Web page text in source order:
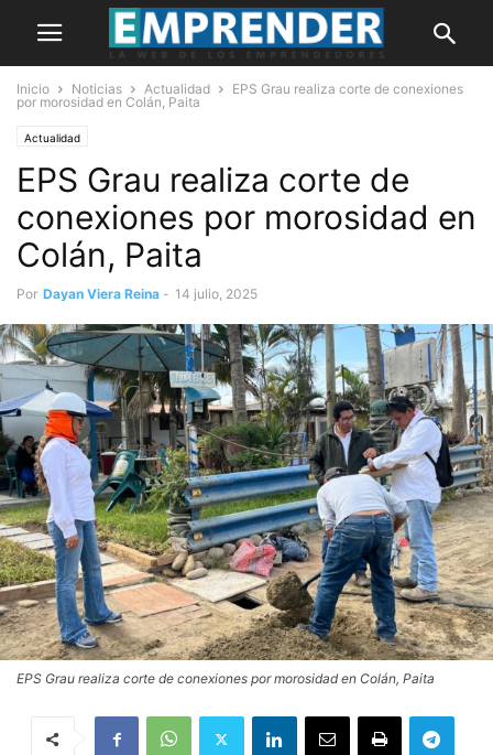
Inicio Noticias Actualidad
EPS Grau realiza corte de conexiones
por morosidad en Colán, Paita
Actualidad
EPS Grau realiza corte de
conexiones por morosidad en
Colán, Paita
Por Dayan Viera Reina - 14 julio, 2025
EPS Grau realiza corte de conexiones por morosidad en Colán, Paita